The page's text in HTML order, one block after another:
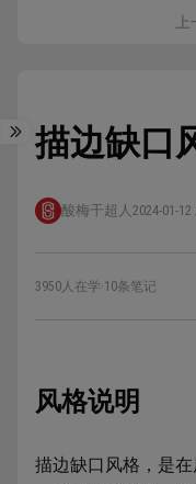
描边缺口
酸梅干超人 2024-01-
3950人在学·10条笔记
风格说明
描边缺口风格，是